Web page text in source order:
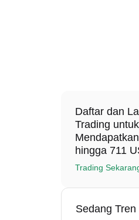
Daftar dan
Trading untuk
hingga 711
Trading
Sedang Tren